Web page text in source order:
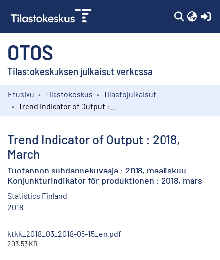
OTOS
Tilastokeskuksen julkaisut verkossa
Kokoelmat
Etusivu Tilastokeskus
Tilastojulkaisut
Trend Indicator of Output : 2018,
March
Tuotannon suhdannekuvaaja : 2018, maaliskuu
Konjunkturindikator för produktionen : 2018, mars
Statistics Finland
2018
ktkk_2018_03_2018-05-15_en.pdf
203.53 KB